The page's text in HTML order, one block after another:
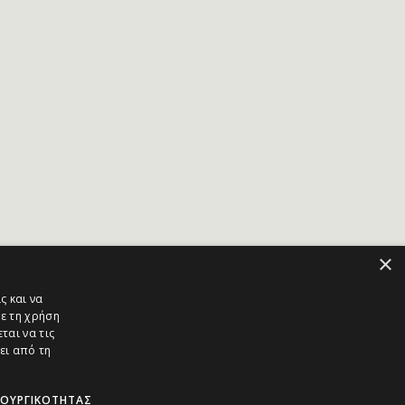
×
και να
τη χρήση
να τις
από τη